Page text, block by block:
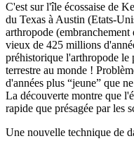
C'est sur l'île écossaise de
du Texas à Austin (Etats-
arthropode
vieux de 425 millions
préhistorique l'arthropode le
terrestre au monde !
d'années plus “jeune” que
La découverte montre que
rapide que présagée par les
Une nouvelle technique de